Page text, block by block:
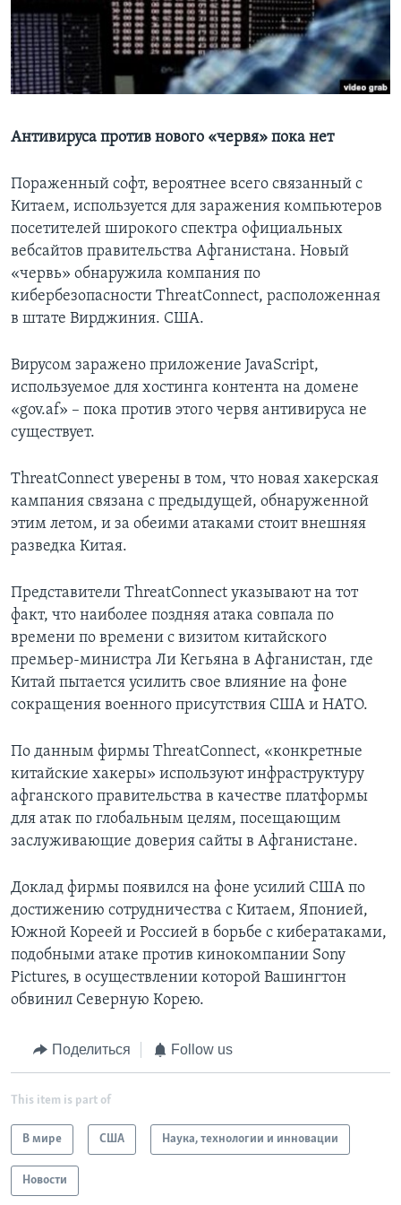
Learning English
СОЦИАЛЬНЫЕ СЕТИ
Антивируса против нового «червя» пока нет
Пораженный софт, вероятнее всего связанный с
Китаем, используется для заражения компьютеров
посетителей широкого спектра официальных
вебсайтов правительства Афганистана. Новый
«червь» обнаружила компания по
кибербезопасности ThreatConnect, расположенная
в штате Вирджиния. США.
Вирусом заражено приложение JavaScript,
используемое для хостинга контента на домене
«gov.af» – пока против этого червя антивируса не
существует.
ThreatConnect уверены в том, что новая хакерская
кампания связана с предыдущей, обнаруженной
этим летом, и за обеими атаками стоит внешняя
разведка Китая.
Представители ThreatConnect указывают на тот
факт, что наиболее поздняя атака совпала по
времени по времени с визитом китайского
премьер-министра Ли Кегьяна в Афганистан, где
Китай пытается усилить свое влияние на фоне
сокращения военного присутствия США и НАТО.
По данным фирмы ThreatConnect, «конкретные
китайские хакеры» используют инфраструктуру
афганского правительства в качестве платформы
для атак по глобальным целям, посещающим
заслуживающие доверия сайты в Афганистане.
Доклад фирмы появился на фоне усилий США по
достижению сотрудничества с Китаем, Японией,
Южной Кореей и Россией в борьбе с кибератаками,
подобными атаке против кинокомпании Sony
Pictures, в осуществлении которой Вашингтон
обвинил Северную Корею.
Поделиться Follow us
This item is part of
В мире США Наука, технологии и инновации
Новости